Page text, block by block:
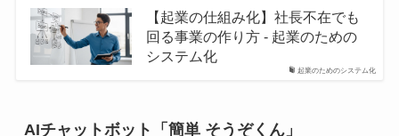
起業のためのシステム化
【起業の仕組み化】社長不在でも
回る事業の作り方 - 起業のための
システム化
AIチャットボット「簡単 そうぞくん」